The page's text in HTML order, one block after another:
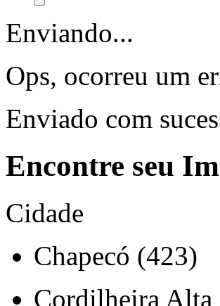
Enviando...
Ops, ocorreu um
Enviado com
Encontre seu
Cidade
Chapecó (423)
Cordilheira Alta